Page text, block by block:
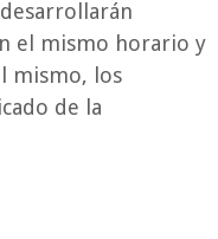
el mismo horario y
mismo, los
de la